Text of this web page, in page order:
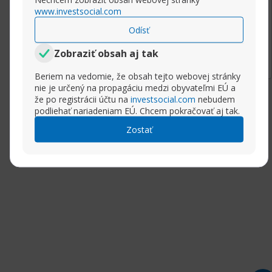
www.investsocial.com
Odísť
Zobraziť obsah aj tak
Beriem na vedomie, že obsah tejto webovej stránky
nie je určený na propagáciu medzi obyvateľmi EÚ a
že po registrácii účtu na investsocial.com nebudem
podliehať nariadeniam EÚ. Chcem pokračovať aj tak.
Zostať
Rozbaliť príspevok